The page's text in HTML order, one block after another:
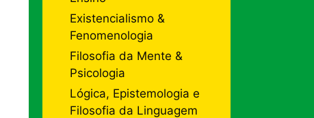
Existencialismo &
Fenomenologia
Filosofia da Mente &
Psicologia
Lógica, Epistemologia e
Filosofia da Linguagem